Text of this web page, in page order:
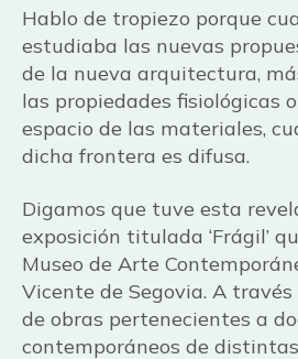
Hablo de tropiezo porque
estudiaba las nuevas
de la nueva arquitectura,
las propiedades fisiológicas
espacio de las materiales,
dicha frontera es difusa.
Digamos que tuve esta
exposición titulada ‘Frágil’
Museo de Arte
Vicente de Segovia. A través
de obras pertenecientes a
contemporáneos de